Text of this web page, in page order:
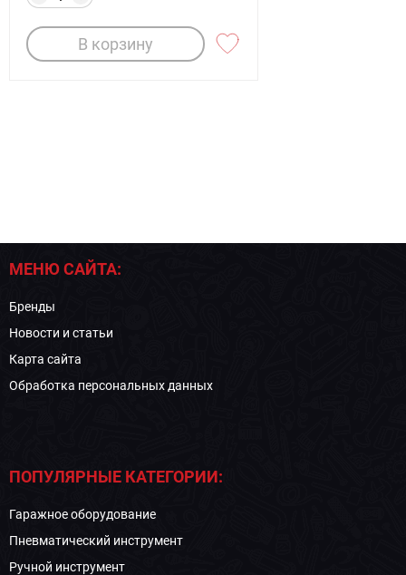
В корзину
МЕНЮ САЙТА:
Бренды
Новости и статьи
Карта сайта
Обработка персональных данных
ПОПУЛЯРНЫЕ КАТЕГОРИИ:
Гаражное оборудование
Пневматический инструмент
Ручной инструмент